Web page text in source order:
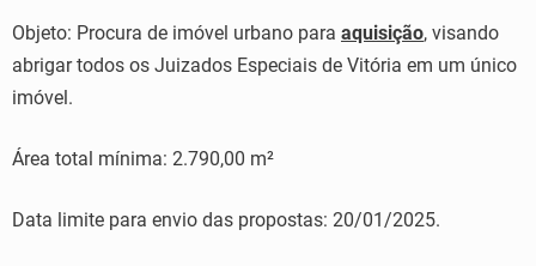
Objeto: Procura de imóvel urbano para aquisição, visando
abrigar todos os Juizados Especiais de Vitória em um único
imóvel.
Área total mínima: 2.790,00 m²
Data limite para envio das propostas: 20/01/2025.